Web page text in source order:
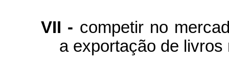
VII - competir no
a exportação de livros